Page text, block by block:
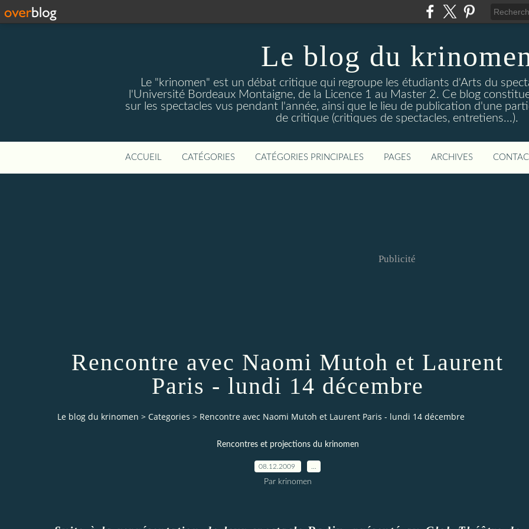
Le blog du
Le "krinomen" est un débat critique qui regroupe les étudiants d'Arts du
l'Université Bordeaux Montaigne, de la Licence 1 au Master 2. Ce blog
sur les spectacles vus pendant l'année, ainsi que le lieu de publication d'une
de critique (critiques de spectacles, entretiens...).
ACCUEIL CATÉGORIES CATÉGORIES PRINCIPALES PAGES ARCHIVES
Publicité
Rencontre avec Naomi Mutoh et Laurent
Paris - lundi 14 décembre
Le blog du krinomen > Categories > Rencontre avec Naomi Mutoh et Laurent Paris - lundi 14 décembre
Rencontres et projections du krinomen
08.12.2009
Par krinomen